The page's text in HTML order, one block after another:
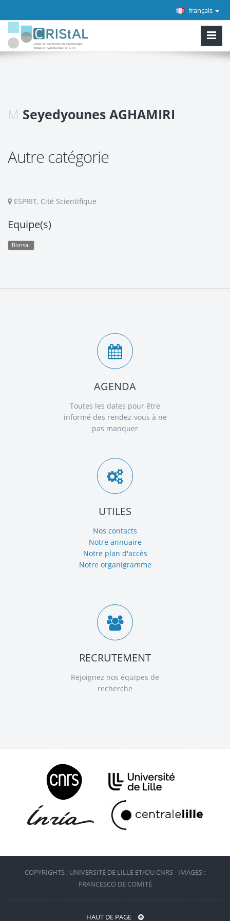
français
M Seyedyounes AGHAMIRI
Autre catégorie
ESPRIT, Cité Scientifique
Equipe(s)
Bonsai
AGENDA
Toutes les dates pour être
informé des rendez-vous à ne
pas manquer
UTILES
Nos contacts
Notre annuaire
Notre plan d'accès
Notre organigramme
RECRUTEMENT
Rejoignez nos équipes de
recherche
COPYRIGHTS : UNIVERSITÉ DE LILLE ET/OU CNRS - IMAGES :
FRANCESCO DE COMITÉ
HAUT DE PAGE